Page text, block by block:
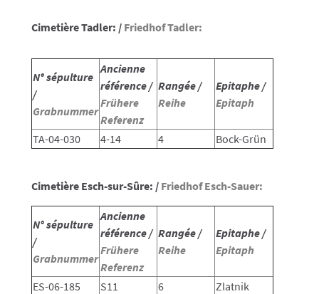
Cimetière Tadler: / Friedhof Tadler:
N° sépulture
/
Grabnummer
Ancienne
référence /
Frühere
Referenz
Rangée /
Reihe
Epitaphe /
Epitaph
TA-04-030 4-14 4 Bock-Grün
Cimetière Esch-sur-Sûre: / Friedhof Esch-Sauer:
N° sépulture
/
Grabnummer
Ancienne
référence /
Frühere
Referenz
Rangée /
Reihe
Epitaphe /
Epitaph
ES-06-185 S11 6 Zlatnik